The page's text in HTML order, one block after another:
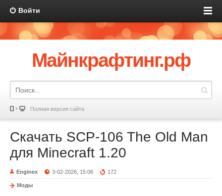
Войти
Майнкрафтинг.рф
Полная версия сайта
Скачать SCP-106 The Old Man
для Minecraft 1.20
Enginex 3-02-2026, 15:06 172
Моды